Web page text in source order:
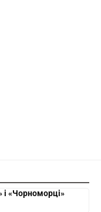
і «Чорноморці»